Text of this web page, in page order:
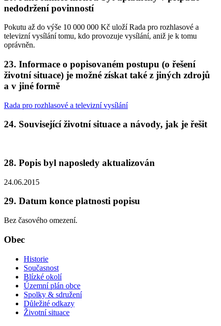
nedodržení povinností
Pokutu až do výše 10 000 000 Kč uloží Rada pro rozhlasové a
televizní vysílání tomu, kdo provozuje vysílání, aniž je k tomu
oprávněn.
23. Informace o popisovaném postupu (o řešení
životní situace) je možné získat také z jiných zdrojů
a v jiné formě
Rada pro rozhlasové a televizní vysílání
24. Související životní situace a návody, jak je řešit
28. Popis byl naposledy aktualizován
24.06.2015
29. Datum konce platnosti popisu
Bez časového omezení.
Obec
Historie
Současnost
Blízké okolí
Územní plán obce
Spolky & sdružení
Důležité odkazy
Životní situace